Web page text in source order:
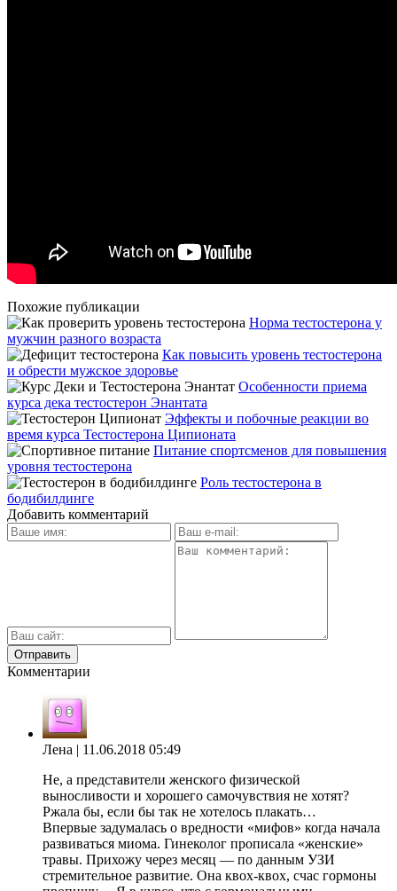
Похожие публикации
Норма тестостерона у
мужчин разного возраста
Как повысить уровень тестостерона
и обрести мужское здоровье
Особенности приема
курса дека тестостерон Энантата
Эффекты и побочные реакции во
время курса Тестостерона Ципионата
Питание спортсменов для повышения
уровня тестостерона
Роль тестостерона в
бодибилдинге
Добавить комментарий
Комментарии
Лена | 11.06.2018 05:49
Не, а представители женского физической
выносливости и хорошего самочувствия не хотят?
Ржала бы, если бы так не хотелось плакать…
Впервые задумалась о вредности «мифов» когда начала
развиваться миома. Гинеколог прописала «женские»
травы. Прихожу через месяц — по данным УЗИ
стремительное развитие. Она квох-квох, счас гормоны